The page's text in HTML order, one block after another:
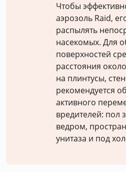
Чтобы
аэрозоль Raid,
распылять
насекомых. Для
поверхностей
расстояния
на плинтусы,
рекомендуется
активного
вредителей: пол
ведром,
унитаза и под